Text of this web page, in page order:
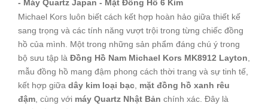
- Máy Quartz Japan - Mặt Đồng Hồ 6 Kim
Michael Kors luôn biết cách kết hợp hoàn hảo giữa thiết kế
sang trọng và các tính năng vượt trội trong từng chiếc đồng
hồ của mình. Một trong những sản phẩm đáng chú ý trong
bộ sưu tập là Đồng Hồ Nam Michael Kors MK8912 Layton
mẫu đồng hồ mang đậm phong cách thời trang và sự tinh tế,
kết hợp giữa dây kim loại bạc mặt đồng hồ xanh rêu
đậm , cùng với máy Quartz Nhật Bản chính xác. Đây là